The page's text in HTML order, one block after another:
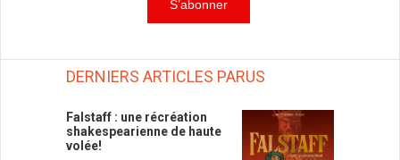
DERNIERS ARTICLES PARUS
Falstaff : une récréation
shakespearienne de haute
volée!